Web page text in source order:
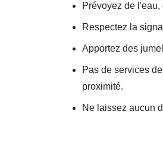
Prévoyez de
Respectez la
Apportez des
Pas de services
proximité.
Ne laissez aucun